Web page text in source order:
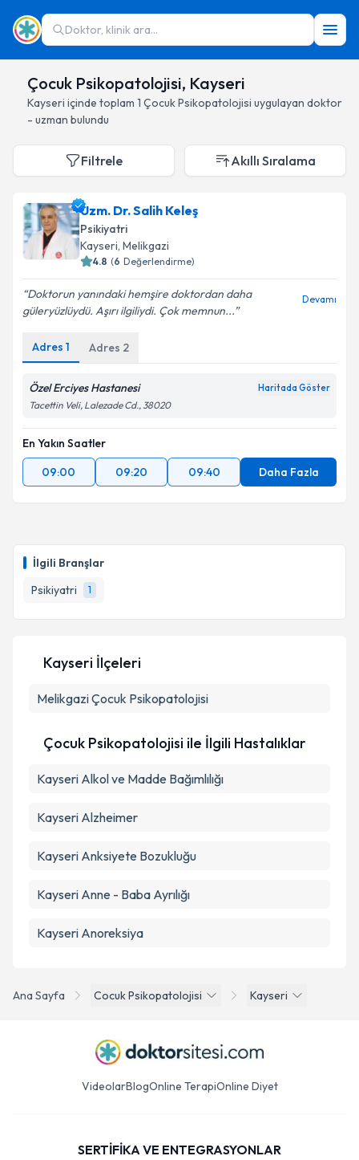
Doktor, klinik ara...
Çocuk Psikopatolojisi, Kayseri
Kayseri içinde toplam 1 Çocuk Psikopatolojisi uygulayan doktor
- uzman bulundu
İlgili Branşlar
Psikiyatri
1
Filtrele Akıllı Sıralama
Uzm. Dr. Salih Keleş
Psikiyatri
Kayseri, Melikgazi
4.8 (6 Değerlendirme)
Doktorun yanındaki hemşire doktordan daha
güleryüzlüydü. Aşırı ilgiliydi. Çok memnun...
Devamı
Adres 1 Adres 2
Özel Erciyes Hastanesi Haritada Göster
Tacettin Veli, Lalezade Cd., 38020
En Yakın Saatler
09:00
09:20 09:40 Daha Fazla
Ana Sayfa Cocuk Psikopatolojisi Kayseri
Kayseri İlçeleri
MelikgaziÇocuk Psikopatolojisi
Çocuk Psikopatolojisi ile İlgili Hastalıklar
Kayseri Alkol ve Madde Bağımlılığı
Kayseri Alzheimer
Kayseri Anksiyete Bozukluğu
Kayseri Anne - Baba Ayrılığı
Kayseri Anoreksiya
VideolarBlogOnline TerapiOnline Diyet
SERTİFİKA VE ENTEGRASYONLAR